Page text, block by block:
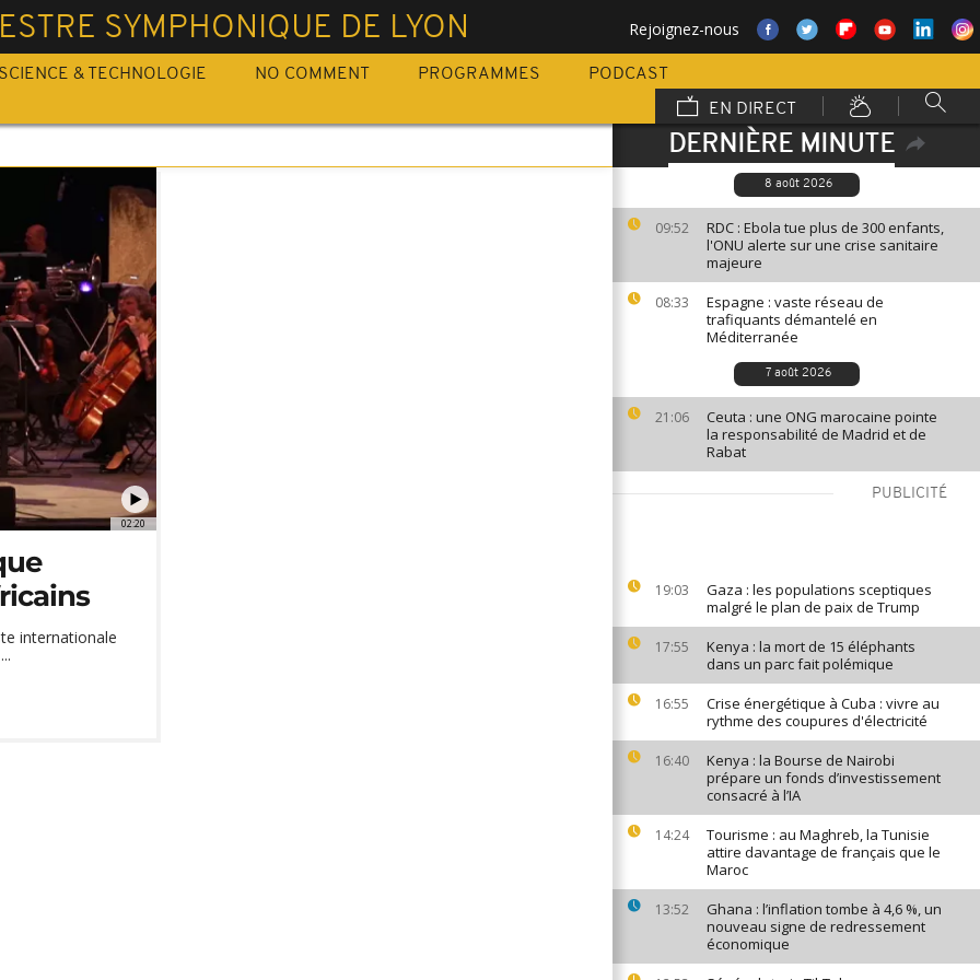
SYMPHONIQUE DE LYON Rejoignez-nous
SCIENCE & TECHNOLOGIE NO COMMENT PROGRAMMES
PODCAST
EN DIRECT
DERNIÈRE MINUTE
8 août 2026
09:52
RDC : Ebola tue plus de 300 enfants,
l'ONU alerte sur une crise sanitaire
majeure
08:33
Espagne : vaste réseau de
trafiquants démantelé en
Méditerranée
7 août 2026
21:06
Ceuta : une ONG marocaine pointe
la responsabilité de Madrid et de
Rabat
PUBLICITÉ
19:03
Gaza : les populations sceptiques
malgré le plan de paix de Trump
17:55
Kenya : la mort de 15 éléphants
dans un parc fait polémique
16:55
Crise énergétique à Cuba : vivre au
rythme des coupures d'électricité
16:40
Kenya : la Bourse de Nairobi
prépare un fonds d’investissement
consacré à l’IA
14:24
Tourisme : au Maghreb, la Tunisie
attire davantage de français que le
Maroc
13:52
Ghana : l’inflation tombe à 4,6 %, un
nouveau signe de redressement
économique
02:20
internationale